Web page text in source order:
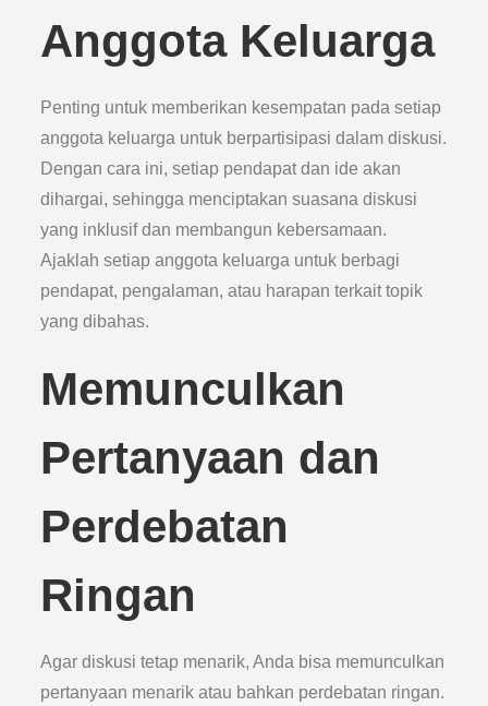
Anggota Keluarga
Penting untuk memberikan kesempatan pada setiap
anggota keluarga untuk berpartisipasi dalam diskusi.
Dengan cara ini, setiap pendapat dan ide akan
dihargai, sehingga menciptakan suasana diskusi
yang inklusif dan membangun kebersamaan.
Ajaklah setiap anggota keluarga untuk berbagi
pendapat, pengalaman, atau harapan terkait topik
yang dibahas.
Memunculkan
Pertanyaan dan
Perdebatan
Ringan
Agar diskusi tetap menarik, Anda bisa memunculkan
pertanyaan menarik atau bahkan perdebatan ringan.